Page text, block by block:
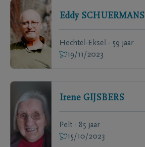
Eddy SCHUERMANS
Hechtel-Eksel - 59 jaar
19/11/2023
Irene GIJSBERS
Pelt - 85 jaar
15/10/2023